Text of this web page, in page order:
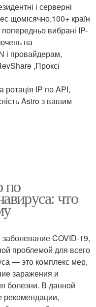
і серверні
щомісячно,100+ країн
вибрані IP-
на
і провайдерам,
,Проксі
ротація IP по API,
Astro з вашим
по
что
COVID-19,
проблемой для всего
— это комплекс мер,
заражения и
болезни. В данной
рекомендации,